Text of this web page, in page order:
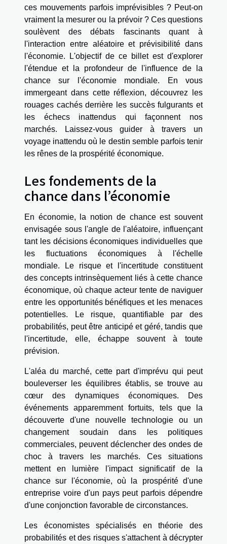
ces mouvements parfois imprévisibles ? Peut-on
vraiment la mesurer ou la prévoir ? Ces questions
soulèvent des débats fascinants quant à
l'interaction entre aléatoire et prévisibilité dans
l'économie. L'objectif de ce billet est d'explorer
l'étendue et la profondeur de l'influence de la
chance sur l'économie mondiale. En vous
immergeant dans cette réflexion, découvrez les
rouages cachés derrière les succès fulgurants et
les échecs inattendus qui façonnent nos
marchés. Laissez-vous guider à travers un
voyage inattendu où le destin semble parfois tenir
les rênes de la prospérité économique.
Les fondements de la
chance dans l’économie
En économie, la notion de chance est souvent
envisagée sous l'angle de l'aléatoire, influençant
tant les décisions économiques individuelles que
les fluctuations économiques à l'échelle
mondiale. Le risque et l'incertitude constituent
des concepts intrinsèquement liés à cette chance
économique, où chaque acteur tente de naviguer
entre les opportunités bénéfiques et les menaces
potentielles. Le risque, quantifiable par des
probabilités, peut être anticipé et géré, tandis que
l'incertitude, elle, échappe souvent à toute
prévision.
L'aléa du marché, cette part d'imprévu qui peut
bouleverser les équilibres établis, se trouve au
cœur des dynamiques économiques. Des
événements apparemment fortuits, tels que la
découverte d'une nouvelle technologie ou un
changement soudain dans les politiques
commerciales, peuvent déclencher des ondes de
choc à travers les marchés. Ces situations
mettent en lumière l'impact significatif de la
chance sur l'économie, où la prospérité d'une
entreprise voire d'un pays peut parfois dépendre
d'une conjonction favorable de circonstances.
Les économistes spécialisés en théorie des
probabilités et des risques s'attachent à décrypter